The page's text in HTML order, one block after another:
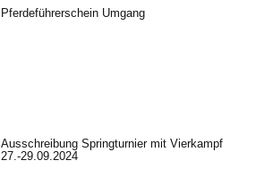
Pferdeführerschein Umgang
Ausschreibung Springturnier mit Vierkampf
27.-29.09.2024